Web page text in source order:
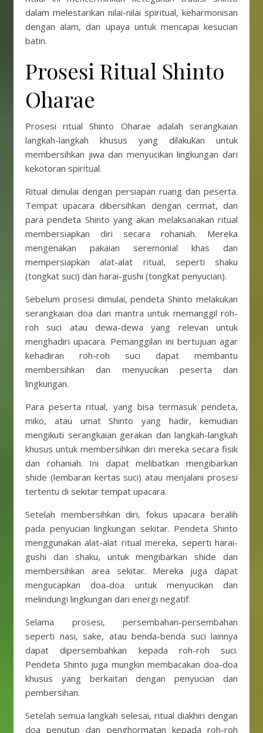
dalam melestarikan nilai-nilai spiritual, keharmonisan
dengan alam, dan upaya untuk mencapai kesucian
batin.
Prosesi Ritual Shinto
Oharae
Prosesi ritual Shinto Oharae adalah serangkaian
langkah-langkah khusus yang dilakukan untuk
membersihkan jiwa dan menyucikan lingkungan dari
kekotoran spiritual.
Ritual dimulai dengan persiapan ruang dan peserta.
Tempat upacara dibersihkan dengan cermat, dan
para pendeta Shinto yang akan melaksanakan ritual
membersiapkan diri secara rohaniah. Mereka
mengenakan pakaian seremonial khas dan
mempersiapkan alat-alat ritual, seperti shaku
(tongkat suci) dan harai-gushi (tongkat penyucian).
Sebelum prosesi dimulai, pendeta Shinto melakukan
serangkaian doa dan mantra untuk memanggil roh-
roh suci atau dewa-dewa yang relevan untuk
menghadiri upacara. Pemanggilan ini bertujuan agar
kehadiran roh-roh suci dapat membantu
membersihkan dan menyucikan peserta dan
lingkungan.
Para peserta ritual, yang bisa termasuk pendeta,
miko, atau umat Shinto yang hadir, kemudian
mengikuti serangkaian gerakan dan langkah-langkah
khusus untuk membersihkan diri mereka secara fisik
dan rohaniah. Ini dapat melibatkan mengibarkan
shide (lembaran kertas suci) atau menjalani prosesi
tertentu di sekitar tempat upacara.
Setelah membersihkan diri, fokus upacara beralih
pada penyucian lingkungan sekitar. Pendeta Shinto
menggunakan alat-alat ritual mereka, seperti harai-
gushi dan shaku, untuk mengibarkan shide dan
membersihkan area sekitar. Mereka juga dapat
mengucapkan doa-doa untuk menyucikan dan
melindungi lingkungan dari energi negatif.
Selama prosesi, persembahan-persembahan
seperti nasi, sake, atau benda-benda suci lainnya
dapat dipersembahkan kepada roh-roh suci.
Pendeta Shinto juga mungkin membacakan doa-doa
khusus yang berkaitan dengan penyucian dan
pembersihan.
Setelah semua langkah selesai, ritual diakhiri dengan
doa penutup dan penghormatan kepada roh-roh